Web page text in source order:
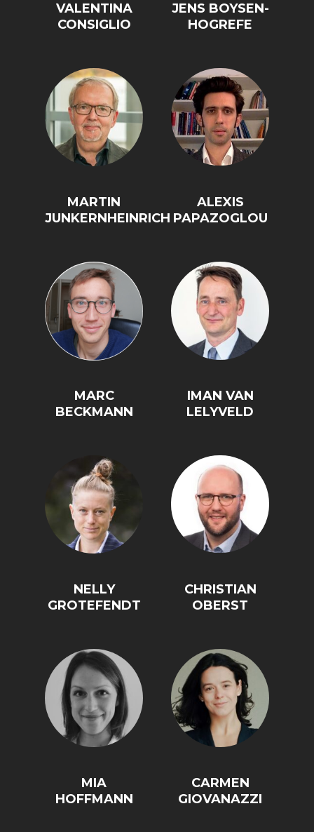
VALENTINA
CONSIGLIO
JENS BOYSEN-
HOGREFE
MARTIN
JUNKERNHEINRICH
ALEXIS
PAPAZOGLOU
MARC
BECKMANN
IMAN VAN
LELYVELD
NELLY
GROTEFENDT
CHRISTIAN
OBERST
MIA
HOFFMANN
CARMEN
GIOVANAZZI